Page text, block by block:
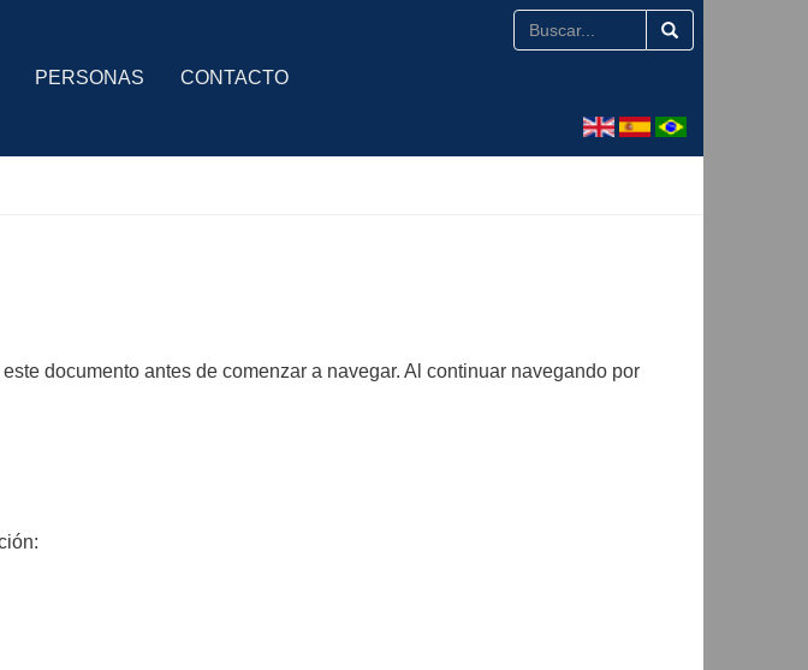
PERSONAS CONTACTO
documento antes de comenzar a navegar. Al continuar navegando por